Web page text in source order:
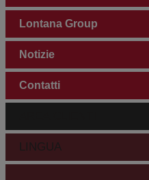
Lontana Group
Notizie
Contatti
LINGUA